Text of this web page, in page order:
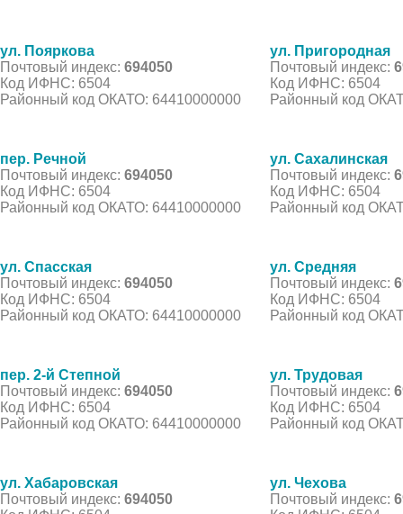
ул. Пояркова
Почтовый индекс: 694050
Код ИФНС: 6504
Районный код ОКАТО: 64410000000
ул. Пригородная
Почтовый индекс:
Код ИФНС: 6504
Районный код
пер. Речной
Почтовый индекс: 694050
Код ИФНС: 6504
Районный код ОКАТО: 64410000000
ул. Сахалинская
Почтовый индекс:
Код ИФНС: 6504
Районный код
ул. Спасская
Почтовый индекс: 694050
Код ИФНС: 6504
Районный код ОКАТО: 64410000000
ул. Средняя
Почтовый индекс:
Код ИФНС: 6504
Районный код
пер. 2-й Степной
Почтовый индекс: 694050
Код ИФНС: 6504
Районный код ОКАТО: 64410000000
ул. Трудовая
Почтовый индекс:
Код ИФНС: 6504
Районный код
ул. Хабаровская
Почтовый индекс: 694050
ул. Чехова
Почтовый индекс: